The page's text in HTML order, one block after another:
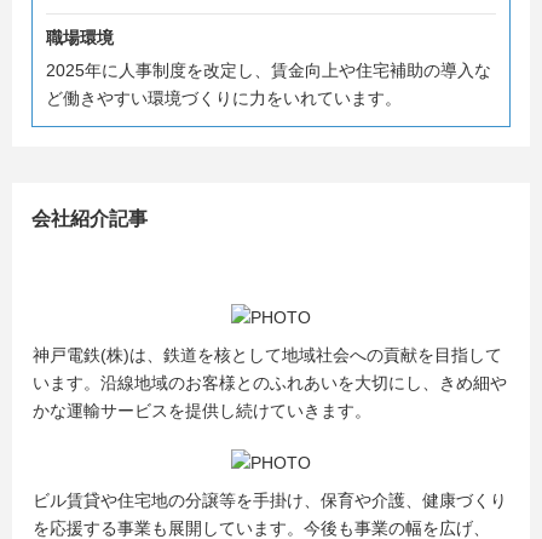
職場環境
2025年に人事制度を改定し、賃金向上や住宅補助の導入な
ど働きやすい環境づくりに力をいれています。
会社紹介記事
神戸電鉄(株)は、鉄道を核として地域社会への貢献を目指して
います。沿線地域のお客様とのふれあいを大切にし、きめ細や
かな運輸サービスを提供し続けていきます。
ビル賃貸や住宅地の分譲等を手掛け、保育や介護、健康づくり
を応援する事業も展開しています。今後も事業の幅を広げ、